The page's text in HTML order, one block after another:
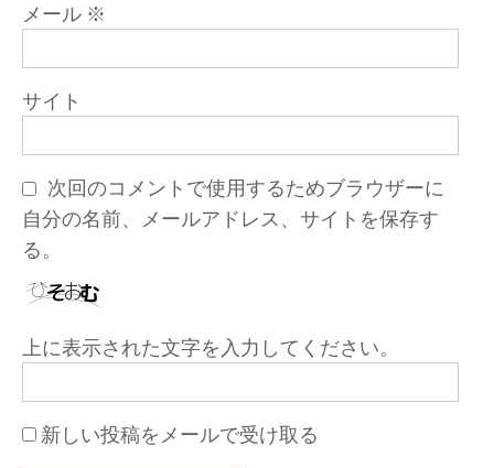
メール ※
サイト
次回のコメントで使用するためブラウザーに
自分の名前、メールアドレス、サイトを保存す
る。
上に表示された文字を入力してください。
新しい投稿をメールで受け取る